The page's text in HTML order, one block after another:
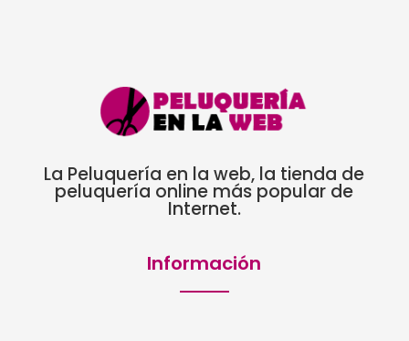
La Peluquería en la web, la tienda de
peluquería online más popular de
Internet.
Información